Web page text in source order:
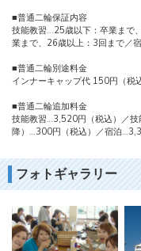
■普通二輪保証内容
技能教習...25歳以下：卒業まで
業まで、26歳以上：3回まで／
■普通二輪別途料金
インナーキャップ代 150円（
■普通二輪追加料金
技能教習…3,520円（税込）／
降）…300円（税込）／宿泊
フォトギャラリー